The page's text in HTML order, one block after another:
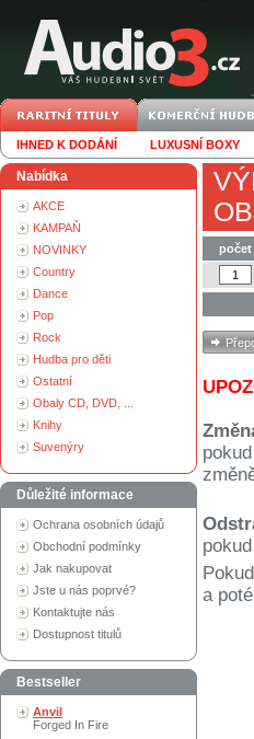
IHNED K DODÁNÍ LUXUSNÍ BOXY
Nabídka
AKCE
KAMPAŇ
NOVINKY
Country
Dance
Pop
Rock
Hudba pro děti
Ostatní
Obaly CD, DVD, ...
Knihy
Suvenýry
Důležité informace
Ochrana osobních údajů
Obchodní podmínky
Jak nakupovat
Jste u nás poprvé?
Kontaktujte nás
Dostupnost titulů
Bestseller
Anvil
Forged In Fire
počet
a